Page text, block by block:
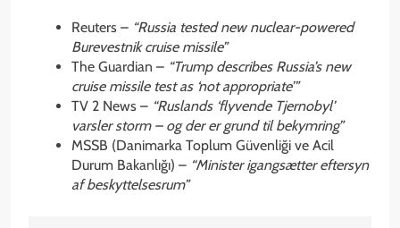
Reuters – “Russia tested new nuclear-powered
Burevestnik cruise missile”
The Guardian – “Trump describes Russia’s new
cruise missile test as ‘not appropriate’”
TV 2 News – “Ruslands ‘flyvende Tjernobyl’
varsler storm – og der er grund til bekymring”
MSSB (Danimarka Toplum Güvenliği ve Acil
Durum Bakanlığı) – “Minister igangsætter eftersyn
af beskyttelsesrum”